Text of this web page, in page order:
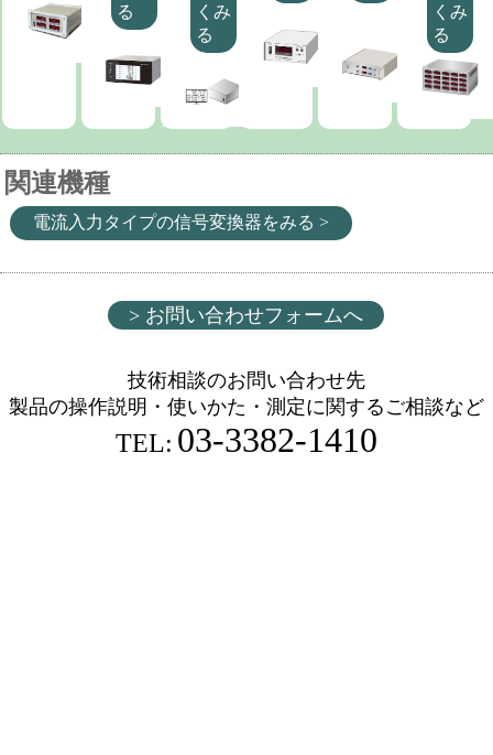
る
くみ
る
くみ
る
関連機種
電流入力タイプの信号変換器をみる >
> お問い合わせフォームへ
技術相談のお問い合わせ先
製品の操作説明・使いかた・測定に関するご相談など
TEL: 03-3382-1410